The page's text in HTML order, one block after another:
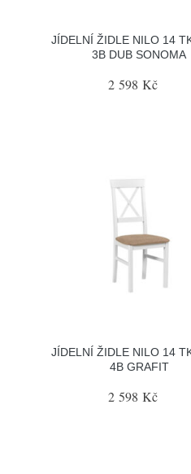
JÍDELNÍ ŽIDLE NILO 14
3B DUB SONOMA
2 598 Kč
JÍDELNÍ ŽIDLE NILO 14
4B GRAFIT
2 598 Kč